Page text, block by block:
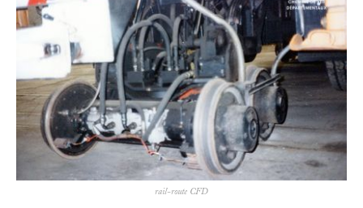
rail-route CFD